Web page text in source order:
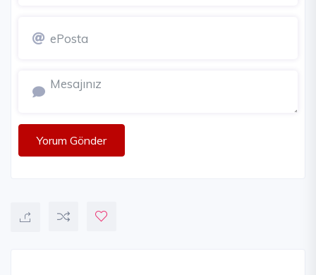
Yorum Gönder